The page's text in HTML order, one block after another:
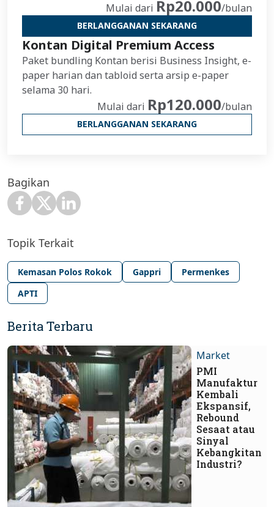
Mulai dari Rp20.000/bulan
BERLANGGANAN SEKARANG
Kontan Digital Premium Access
Paket bundling Kontan berisi Business Insight, e-
paper harian dan tabloid serta arsip e-paper
selama 30 hari.
Mulai dari Rp120.000/bulan
BERLANGGANAN SEKARANG
Bagikan
Topik Terkait
Kemasan Polos Rokok Gappri
Permenkes
APTI
Berita Terbaru
Market
PMI
Manufaktur
Kembali
Ekspansif,
Rebound
Sesaat atau
Sinyal
Kebangkitan
Industri?